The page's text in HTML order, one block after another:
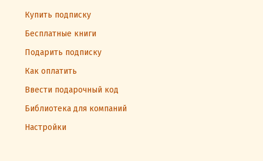
Купить подписку
Бесплатные книги
Подарить подписку
Как оплатить
Ввести подарочный код
Библиотека для компаний
Настройки